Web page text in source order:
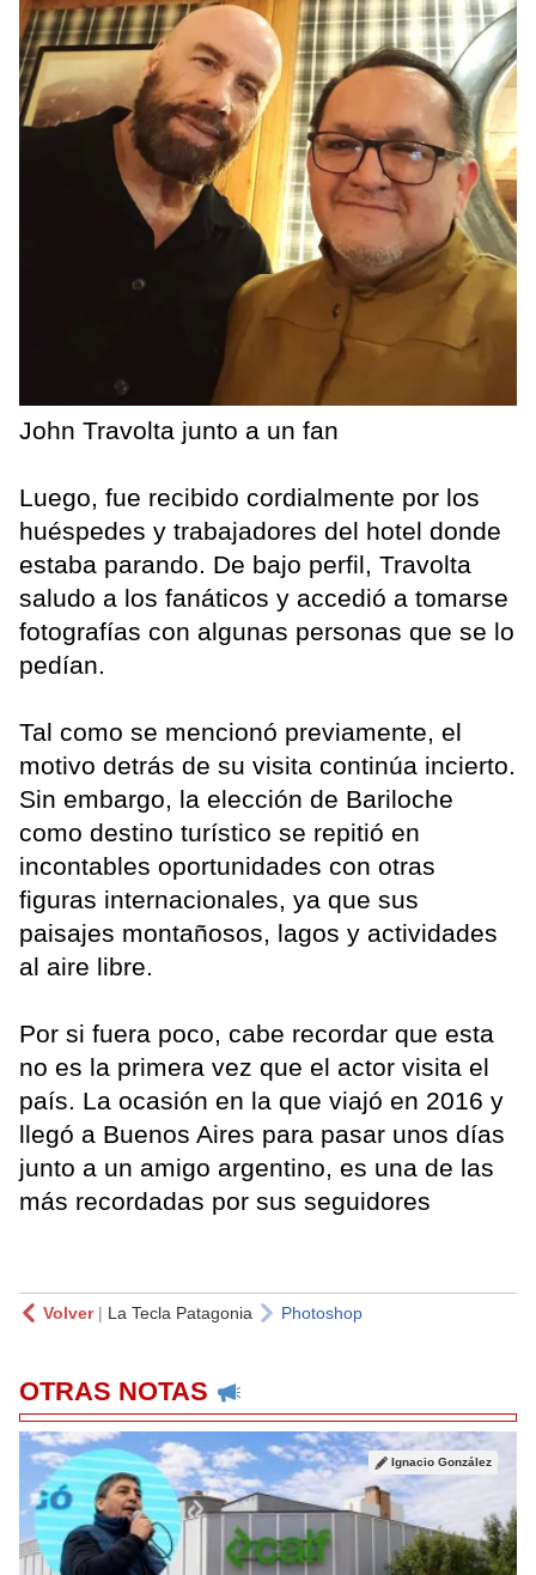
John Travolta junto a un fan
Luego, fue recibido cordialmente por los
huéspedes y trabajadores del hotel donde
estaba parando. De bajo perfil, Travolta
saludo a los fanáticos y accedió a tomarse
fotografías con algunas personas que se lo
pedían.
Tal como se mencionó previamente, el
motivo detrás de su visita continúa incierto.
Sin embargo, la elección de Bariloche
como destino turístico se repitió en
incontables oportunidades con otras
figuras internacionales, ya que sus
paisajes montañosos, lagos y actividades
al aire libre.
Por si fuera poco, cabe recordar que esta
no es la primera vez que el actor visita el
país. La ocasión en la que viajó en 2016 y
llegó a Buenos Aires para pasar unos días
junto a un amigo argentino, es una de las
más recordadas por sus seguidores
Volver| La Tecla Patagonia Photoshop
OTRAS NOTAS
Ignacio González